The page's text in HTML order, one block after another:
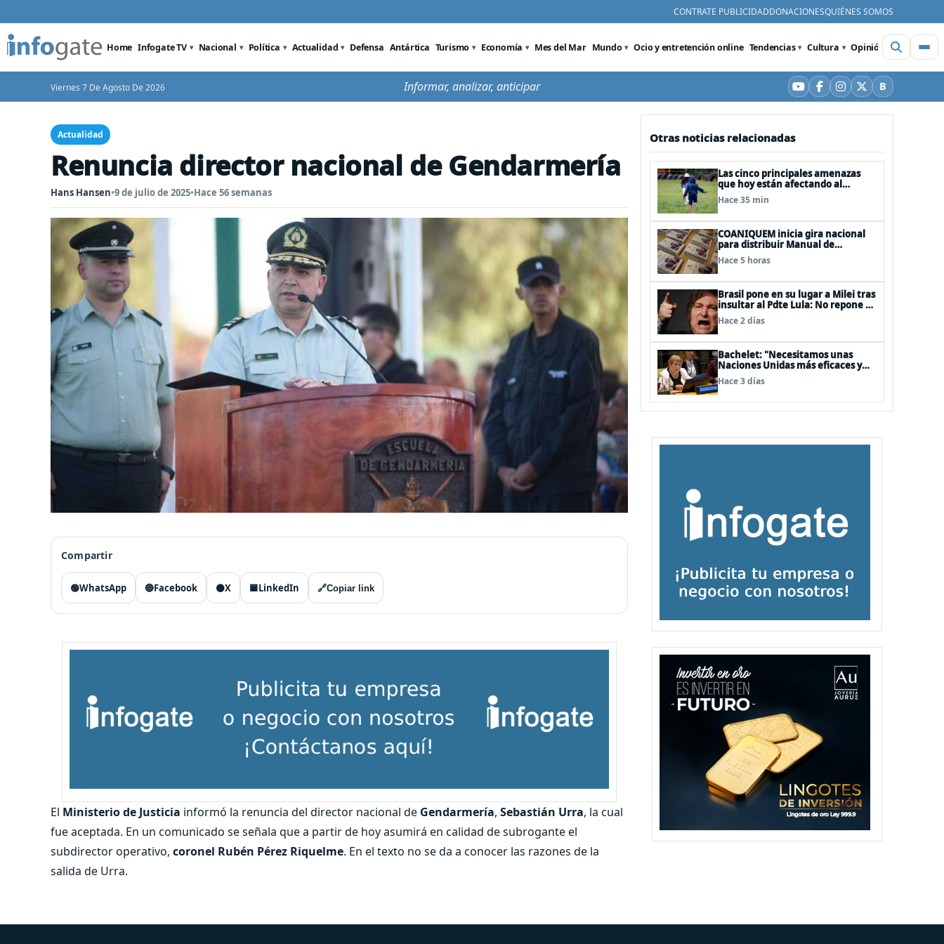
CONTRATE PUBLICIDADDONACIONESQUIÉNES SOMOS
Home Infogate TV Nacional Política Actualidad Defensa Antártica Turismo Economía Mes del Mar Mundo Ocio y entretención online Tendencias Cultura Opinión Videos
Viernes 7 De Agosto De 2026 Informar, analizar, anticipar YouTube
Facebook
Instagram
X BBluesky
Actualidad
Renuncia director nacional de Gendarmería
Hans Hansen•9 de julio de 2025•Hace 56 semanas
Compartir
🟢WhatsApp 🔵Facebook ⚫X 🟦LinkedIn 🔗Copiar link
El Ministerio de Justicia informó la renuncia del director nacional de Gendarmería, Sebastián Urra, la cual
fue aceptada. En un comunicado se señala que a partir de hoy asumirá en calidad de subrogante el
subdirector operativo, coronel Rubén Pérez Riquelme. En el texto no se da a conocer las razones de la
salida de Urra.
Otras noticias relacionadas
Las cinco principales amenazas
que hoy están afectando al
desarrollo de los niños en Chile
Hace 35 min
COANIQUEM inicia gira nacional
para distribuir Manual de
Quemaduras a profesionales de la
salud
Hace 5 horas
Brasil pone en su lugar a Milei tras
insultar al Pdte Lula: No repone al
embajador en BBSS y rebaja la
relación bilateral
Hace 2 días
Bachelet: "Necesitamos unas
Naciones Unidas más eficaces y
cercanas a las personas"
Hace 3 días